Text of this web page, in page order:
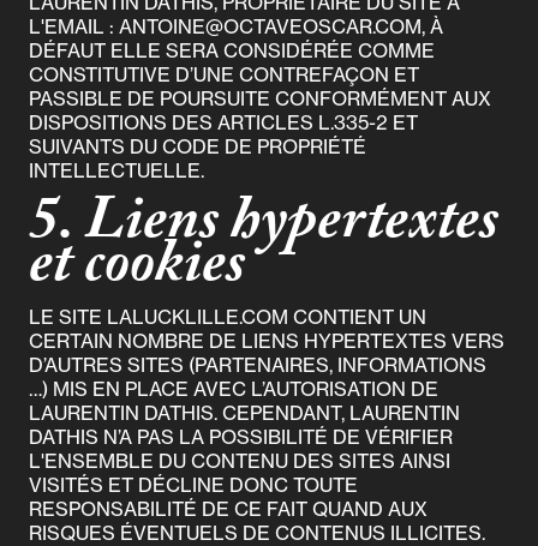
L'EMAIL : ANTOINE@OCTAVEOSCAR.COM, À
DÉFAUT ELLE SERA CONSIDÉRÉE COMME
CONSTITUTIVE D’UNE CONTREFAÇON ET
PASSIBLE DE POURSUITE CONFORMÉMENT AUX
DISPOSITIONS DES ARTICLES L.335-2 ET
SUIVANTS DU CODE DE PROPRIÉTÉ
INTELLECTUELLE.
5. Liens hypertextes
et cookies
LE SITE LALUCKLILLE.COM CONTIENT UN
CERTAIN NOMBRE DE LIENS HYPERTEXTES VERS
D’AUTRES SITES (PARTENAIRES, INFORMATIONS
…) MIS EN PLACE AVEC L’AUTORISATION DE
LAURENTIN DATHIS. CEPENDANT, LAURENTIN
DATHIS N’A PAS LA POSSIBILITÉ DE VÉRIFIER
L'ENSEMBLE DU CONTENU DES SITES AINSI
VISITÉS ET DÉCLINE DONC TOUTE
RESPONSABILITÉ DE CE FAIT QUAND AUX
RISQUES ÉVENTUELS DE CONTENUS ILLICITES.